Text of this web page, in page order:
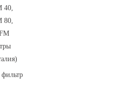
40,
80,